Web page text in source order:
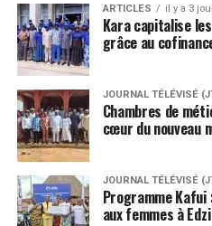
ARTICLES il y a 3
Kara capitalise
grâce au
JOURNAL TÉLÉVISÉ
Chambres de
cœur du nouveau
JOURNAL TÉLÉVISÉ
Programme Kafui
aux femmes à Edzi